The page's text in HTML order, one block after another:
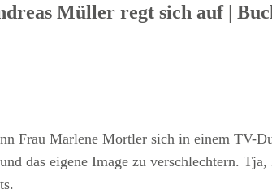
Müller regt sich auf |
Frau Marlene Mortler sich in einem TV-
das eigene Image zu verschlechtern.